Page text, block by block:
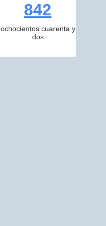
842
ochocientos cuarenta y
dos